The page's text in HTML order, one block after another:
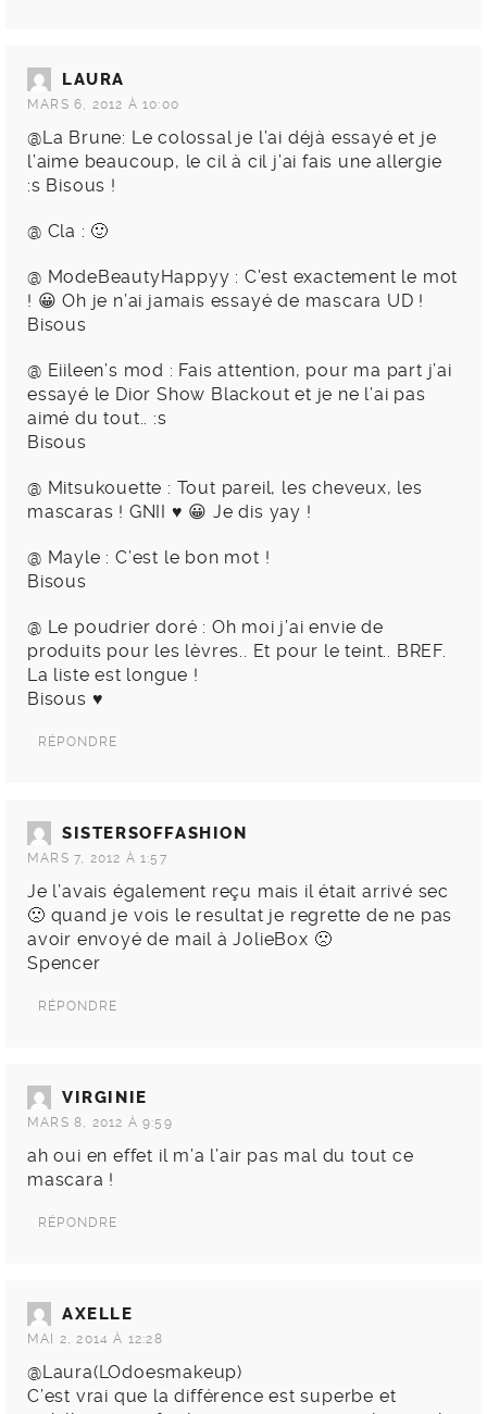
LAURA
MARS 6, 2012 À 10:00
@La Brune: Le colossal je l’ai déjà essayé et je
l’aime beaucoup, le cil à cil j’ai fais une allergie
:s Bisous !
@ Cla : 🙂
@ ModeBeautyHappyy : C’est exactement le mot
! 😀 Oh je n’ai jamais essayé de mascara UD !
Bisous
@ Eiileen’s mod : Fais attention, pour ma part j’ai
essayé le Dior Show Blackout et je ne l’ai pas
aimé du tout.. :s
Bisous
@ Mitsukouette : Tout pareil, les cheveux, les
mascaras ! GNII ♥ 😀 Je dis yay !
@ Mayle : C’est le bon mot !
Bisous
@ Le poudrier doré : Oh moi j’ai envie de
produits pour les lèvres.. Et pour le teint.. BREF.
La liste est longue !
Bisous ♥
RÉPONDRE
SISTERSOFFASHION
MARS 7, 2012 À 1:57
Je l’avais également reçu mais il était arrivé sec
🙁 quand je vois le resultat je regrette de ne pas
avoir envoyé de mail à JolieBox 🙁
Spencer
RÉPONDRE
VIRGINIE
MARS 8, 2012 À 9:59
ah oui en effet il m’a l’air pas mal du tout ce
mascara !
RÉPONDRE
AXELLE
MAI 2, 2014 À 12:28
@Laura(LOdoesmakeup)
C’est vrai que la différence est superbe et